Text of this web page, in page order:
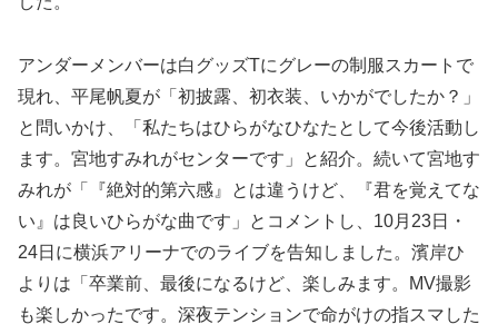
アンダーメンバーは白グッズTにグレーの制服スカートで
現れ、平尾帆夏が「初披露、初衣装、いかがでしたか？」
と問いかけ、「私たちはひらがなひなたとして今後活動し
ます。宮地すみれがセンターです」と紹介。続いて宮地す
みれが「『絶対的第六感』とは違うけど、『君を覚えてな
い』は良いひらがな曲です」とコメントし、10月23日・
24日に横浜アリーナでのライブを告知しました。濱岸ひ
よりは「卒業前、最後になるけど、楽しみます。MV撮影
も楽しかったです。深夜テンションで命がけの指スマした